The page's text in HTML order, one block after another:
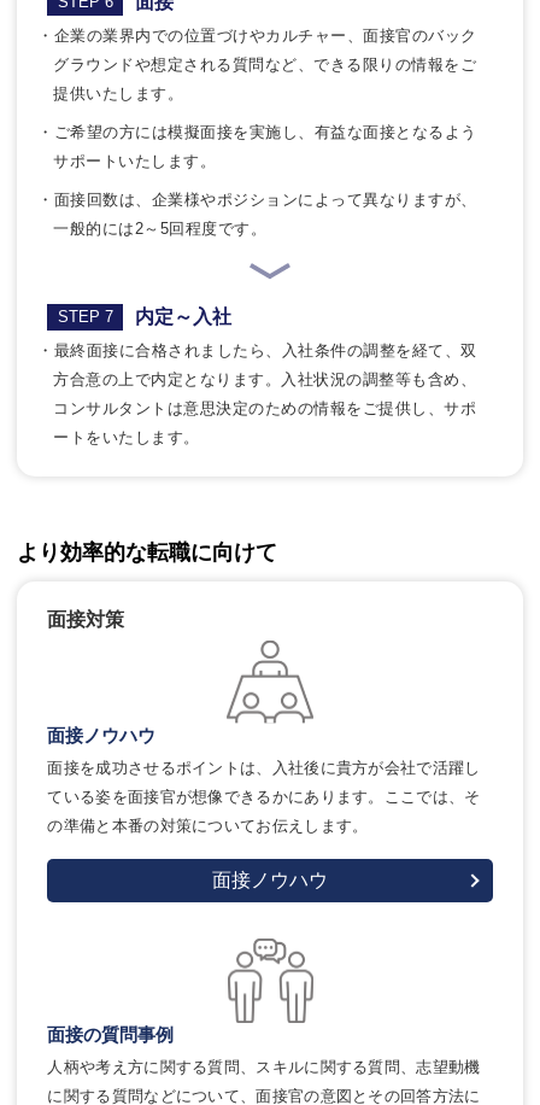
・企業の業界内での位置づけやカルチャー、面接官のバック
グラウンドや想定される質問など、できる限りの情報をご
提供いたします。
・ご希望の方には模擬面接を実施し、有益な面接となるよう
サポートいたします。
・面接回数は、企業様やポジションによって異なりますが、
一般的には2～5回程度です。
STEP 7 内定～入社
・最終面接に合格されましたら、入社条件の調整を経て、双
方合意の上で内定となります。入社状況の調整等も含め、
コンサルタントは意思決定のための情報をご提供し、サポ
ートをいたします。
より効率的な転職に向けて
面接対策
面接ノウハウ
面接を成功させるポイントは、入社後に貴方が会社で活躍し
ている姿を面接官が想像できるかにあります。ここでは、そ
の準備と本番の対策についてお伝えします。
面接ノウハウ
面接の質問事例
人柄や考え方に関する質問、スキルに関する質問、志望動機
に関する質問などについて、面接官の意図とその回答方法に